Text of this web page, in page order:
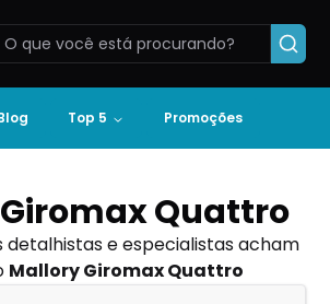
Top 5 Promoções
Quattro
detalhistas e especialistas acham
Mallory Giromax Quattro